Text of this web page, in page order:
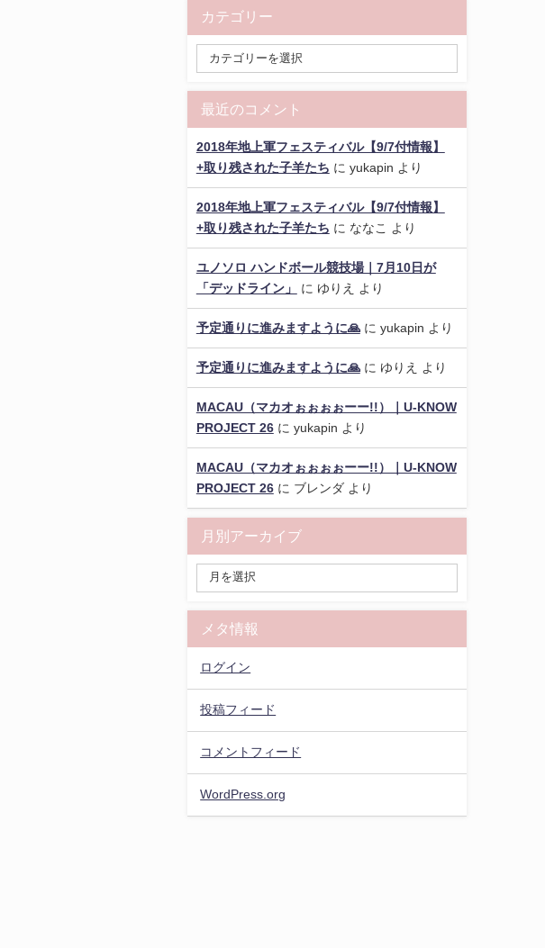
カテゴリー
最近のコメント
2018年地上軍フェスティバル【9/7付情報】
+取り残された子羊たち に yukapin より
2018年地上軍フェスティバル【9/7付情報】
+取り残された子羊たち に ななこ より
ユノソロ ハンドボール競技場｜7月10日が
「デッドライン」
に ゆりえ より
予定通りに進みますように🙏に yukapin より
予定通りに進みますように🙏に ゆりえ より
MACAU（マカオぉぉぉぉーー!!）｜U-KNOW
PROJECT 26に yukapin より
MACAU（マカオぉぉぉぉーー!!）｜U-KNOW
PROJECT 26に ブレンダより
月別アーカイブ
メタ情報
ログイン
投稿フィード
コメントフィード
WordPress.org